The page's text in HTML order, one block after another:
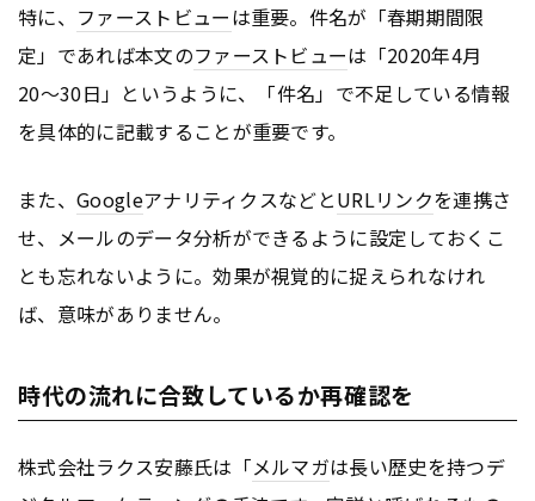
特に、 ファーストビューは重要。件名が「春期期間限
定」であれば本文のファーストビューは「2020年4月
20〜30日」というように、「件名」で不足している情報
を具体的に記載することが重要です。
また、 GoogleアナリティクスなどとURLリンクを連携さ
せ、メールのデータ分析ができるように設定しておくこ
とも忘れないように。効果が視覚的に捉えられなけれ
ば、意味がありません。
時代の流れに合致しているか再確認を
株式会社ラクス安藤氏は「メルマガは長い歴史を持つデ